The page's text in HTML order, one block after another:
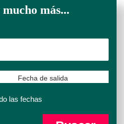
más...
Fecha de salida
las fechas